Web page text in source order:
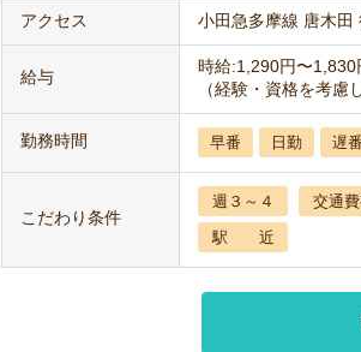
アクセス 小田急多摩線 唐木田
給与
時給:1,290円〜1,830
（経験・資格を考慮
勤務時間 早番 日勤 遅番
こだわり条件
週３～４ 交通
駅 近